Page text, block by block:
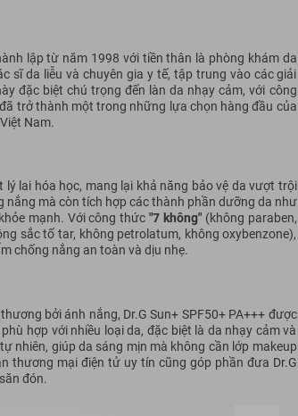
lập từ năm 1998 với tiền thân là phòng khám da
sĩ da liễu và chuyên gia y tế, tập trung vào các giải
đặc biệt chú trọng đến làn da nhạy cảm, với công
trở thành một trong những lựa chọn hàng đầu của
Nam.
lai hóa học, mang lại khả năng bảo vệ da vượt trội
nắng mà còn tích hợp các thành phần dưỡng da như
mạnh. Với công thức"7 không"(không paraben,
sắc tố tar, không petrolatum, không oxybenzone),
chống nắng an toàn và dịu nhẹ.
bởi ánh nắng, Dr.G Sun+ SPF50+ PA+++ được
hợp với nhiều loại da, đặc biệt là da nhạy cảm và
nhiên, giúp da sáng mịn mà không cần lớp makeup
thương mại điện tử uy tín cũng góp phần đưa Dr.G
đón.